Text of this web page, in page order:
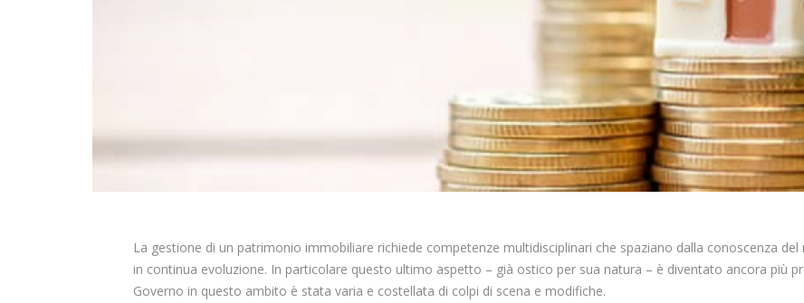
La gestione di un patrimonio immobiliare richiede competenze multidisciplinari che spaziano dalla conoscenza
in continua evoluzione. In particolare questo ultimo aspetto – già ostico per sua natura – è diventato ancora più
Governo in questo ambito è stata varia e costellata di colpi di scena e modifiche.